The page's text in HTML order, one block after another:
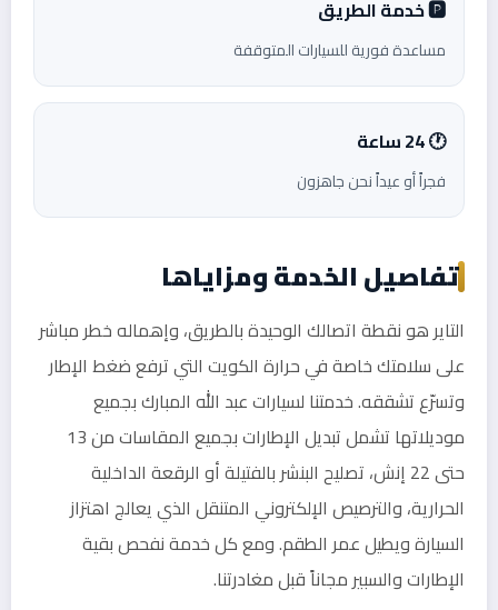
🅿️ خدمة الطريق
مساعدة فورية للسيارات المتوقفة
🕐 24 ساعة
فجراً أو عيداً نحن جاهزون
تفاصيل الخدمة ومزاياها
التاير هو نقطة اتصالك الوحيدة بالطريق، وإهماله خطر مباشر
على سلامتك خاصة في حرارة الكويت التي ترفع ضغط الإطار
وتسرّع تشققه. خدمتنا لسيارات عبد الله المبارك بجميع
موديلاتها تشمل تبديل الإطارات بجميع المقاسات من 13
حتى 22 إنش، تصليح البنشر بالفتيلة أو الرقعة الداخلية
الحرارية، والترصيص الإلكتروني المتنقل الذي يعالج اهتزاز
السيارة ويطيل عمر الطقم. ومع كل خدمة نفحص بقية
الإطارات والسبير مجاناً قبل مغادرتنا.